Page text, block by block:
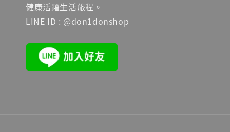
健康活躍生活旅程。
LINE ID : @don1donshop